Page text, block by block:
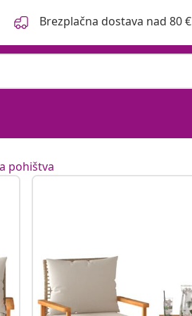
Brezplačna dostava nad 80 €
pohištva